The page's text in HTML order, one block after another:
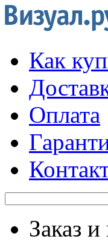
Как
Оплата
Заказ и